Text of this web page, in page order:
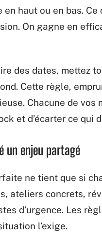
haut ou en bas.
On gagne en
des dates, mettez
Cette règle,
Chacune de
et d’écarter ce qui
un enjeu partagé
ne tient que si
ateliers concrets,
d’urgence. Les
l’exige.